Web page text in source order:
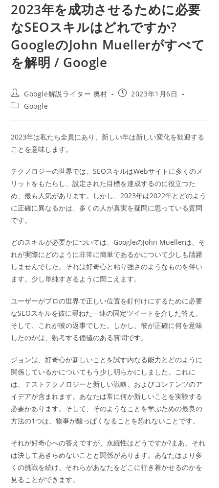
2023年を成功させるために必要
なSEOスキルはどれですか?
GoogleのJohn Muellerがすべて
を解明 / Google
投
稿
者:
Google解説ライター 奥村
投
2023年1月6日
投
テ
ゴ
リ
Google
2023年は私たち全員にあり、新しい年は新しい変化を歓迎する
ことを意味します。
テクノロジーの世界では、SEOスキルはWebサイトに多くのメ
リットをもたらし、設定された目標を達成するのに役立つた
め、最も人気があります。しかし、2023年は2022年とどのよう
に正確に異なるかは、多くの人が真実を疑問に思っている質問
です。
どのスキルが必要かについては、GoogleのJohn Muellerは、そ
れが実際にどのように非常に簡単であるかについて少しも躊躇
しませんでした。それは好奇心と粘り強さのようなものを伴い
ます。少し単純すぎるように聞こえます。
ユーザーがプロの世界で正しい位置を釘付けにするために必要
なSEOスキルを彼に尋ねた一連の固定ツイートを介した答え。
そして、これが彼の返事でした。しかし、彼が正確に何を意味
したのかは、熟考する価値のある質問です。
ジョンは、好奇心が新しいことを試す内なる能力とどのように
関係しているかについてもう少し明らかにしました。これに
は、テストテクノロジーと新しい戦略、およびコンテンツのア
イデアが含まれます。あなたは常に何か新しいことを実験する
必要があります。そして、そのようなことを学ぶための最良の
方法の1つは、物事が酸っぱくなることを恐れないことです。
それが好奇心への答えですが、永続性はどうですか?まあ、それ
は決してあきらめないことと関係があります。あなたはより多
くの挑戦を続け、それらがあなたをどこに行き着かせるのかを
見ることができます。